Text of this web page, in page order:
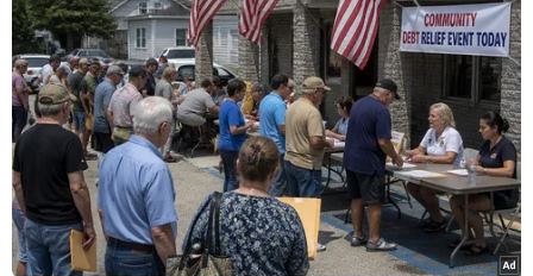
06/08/2026 01:54
Triển lãm Seafood Expo Asia và
Seafood Processing Asia sẽ diễn ra từ
ngày 2 đến 4/9/2026 tại Singapore
06/08/2026 01:02